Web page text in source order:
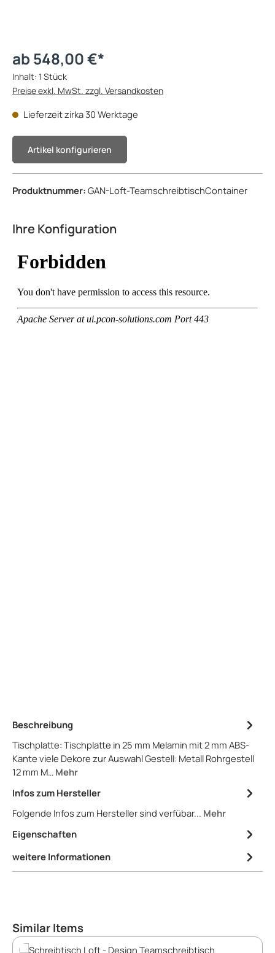
ab 548,00 €*
Inhalt: 1 Stück
Preise exkl. MwSt. zzgl. Versandkosten
Lieferzeit zirka 30 Werktage
Artikel konfigurieren
Produktnummer: GAN-Loft-TeamschreibtischContainer
Ihre Konfiguration
Beschreibung
Tischplatte: Tischplatte in 25 mm Melamin mit 2 mm ABS-
Kante viele Dekore zur Auswahl Gestell: Metall Rohrgestell
12 mm M… Mehr
Infos zum Hersteller
Folgende Infos zum Hersteller sind verfübar... Mehr
Eigenschaften
weitere Informationen
Produktgalerie überspringen
Similar Items